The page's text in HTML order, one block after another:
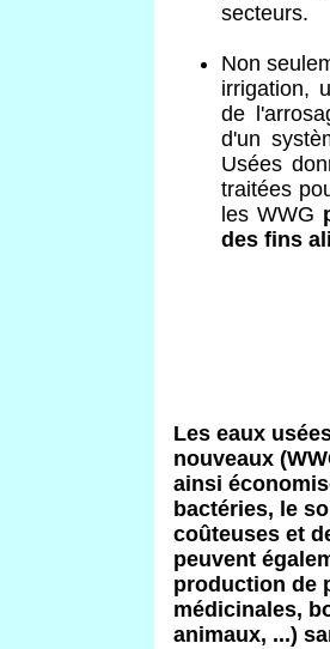
secteurs.
Non
irrigation,
de
d'un
Usées
traitées
les WWG
des fins
Les eaux
nouveaux
ainsi
bactéries, le
coûteuses et
peuvent
production de
médicinales,
animaux, ...)